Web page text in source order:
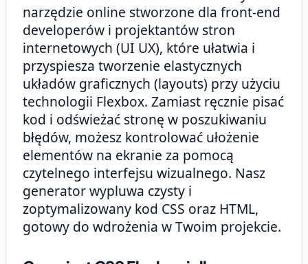
narzędzie online stworzone dla front-end
developerów i projektantów stron
internetowych (UI UX), które ułatwia i
przyspiesza tworzenie elastycznych
układów graficznych (layouts) przy użyciu
technologii Flexbox. Zamiast ręcznie pisać
kod i odświeżać stronę w poszukiwaniu
błędów, możesz kontrolować ułożenie
elementów na ekranie za pomocą
czytelnego interfejsu wizualnego. Nasz
generator wypluwa czysty i
zoptymalizowany kod CSS oraz HTML,
gotowy do wdrożenia w Twoim projekcie.